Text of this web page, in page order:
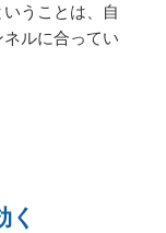
うことは、自
ルに合ってい
く